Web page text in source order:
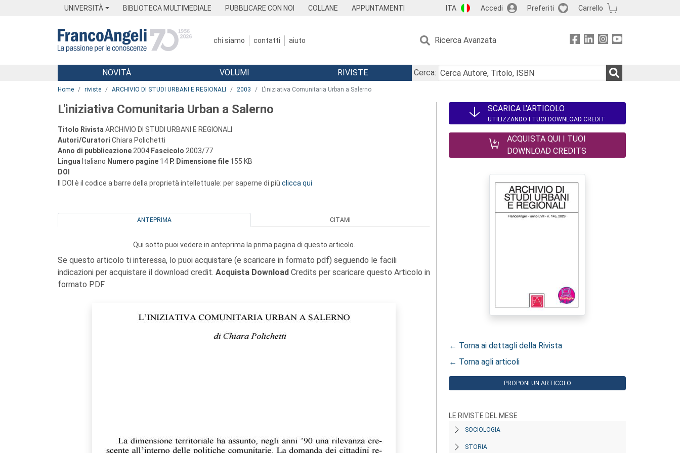
UNIVERSITÀ BIBLIOTECA MULTIMEDIALE PUBBLICARE CON NOI COLLANE APPUNTAMENTI ITA Accedi Preferiti Carrello
chi siamo contatti aiuto Ricerca Avanzata
Menu
NOVITÀ VOLUMI RIVISTE
Cerca:
Home riviste ARCHIVIO DI STUDI URBANI E REGIONALI 2003 L'iniziativa Comunitaria Urban a Salerno
L'iniziativa Comunitaria Urban a Salerno
Titolo Rivista ARCHIVIO DI STUDI URBANI E REGIONALI
Autori/Curatori Chiara Polichetti
Anno di pubblicazione 2004 Fascicolo 2003/77
Lingua Italiano Numero pagine 14 P. Dimensione file 155 KB
DOI
Il DOI è il codice a barre della proprietà intellettuale: per saperne di più clicca qui
ANTEPRIMA CITAMI
Qui sotto puoi vedere in anteprima la prima pagina di questo articolo.
Se questo articolo ti interessa, lo puoi acquistare (e scaricare in formato pdf) seguendo le facili
indicazioni per acquistare il download credit. Acquista Download Credits per scaricare questo Articolo in
formato PDF
SCARICA L'ARTICOLO
UTILIZZANDO I TUOI DOWNLOAD CREDIT
ACQUISTA QUI I TUOI
DOWNLOAD CREDITS
← Torna ai dettagli della Rivista
← Torna agli articoli
PROPONI UN ARTICOLO
LE RIVISTE DEL MESE
SOCIOLOGIA
STORIA